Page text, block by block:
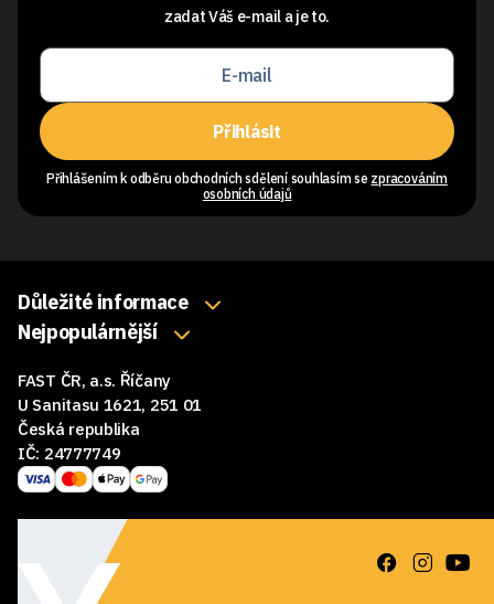
zadat Váš e-mail a je to.
Přihlásit
Přihlášením k odběru obchodních sdělení souhlasím se zpracováním
osobních údajů
Důležité informace
O nás
Obchodní podmínky
Reklamace a vrácení zboží
GDPR
Nejpopulárnější
Sluchátka
Reproduktory
FAST ČR, a.s. Říčany
U Sanitasu 1621, 251 01
Česká republika
IČ: 24777749